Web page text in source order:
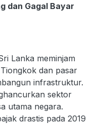
dan Gagal Bayar
Lanka meminjam
dan pasar
infrastruktur.
sektor
utama negara.
drastis pada 2019